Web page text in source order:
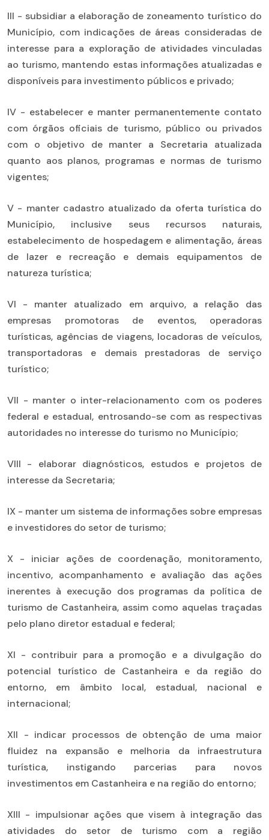
III - subsidiar a elaboração de zoneamento turístico do
Município, com indicações de áreas consideradas de
interesse para a exploração de atividades vinculadas
ao turismo, mantendo estas informações atualizadas e
disponíveis para investimento públicos e privado;
IV - estabelecer e manter permanentemente contato
com órgãos oficiais de turismo, público ou privados
com o objetivo de manter a Secretaria atualizada
quanto aos planos, programas e normas de turismo
vigentes;
V - manter cadastro atualizado da oferta turística do
Município, inclusive seus recursos naturais,
estabelecimento de hospedagem e alimentação, áreas
de lazer e recreação e demais equipamentos de
natureza turística;
VI - manter atualizado em arquivo, a relação das
empresas promotoras de eventos, operadoras
turísticas, agências de viagens, locadoras de veículos,
transportadoras e demais prestadoras de serviço
turístico;
VII - manter o inter-relacionamento com os poderes
federal e estadual, entrosando-se com as respectivas
autoridades no interesse do turismo no Município;
VIII - elaborar diagnósticos, estudos e projetos de
interesse da Secretaria;
IX - manter um sistema de informações sobre empresas
e investidores do setor de turismo;
X - iniciar ações de coordenação, monitoramento,
incentivo, acompanhamento e avaliação das ações
inerentes à execução dos programas da política de
turismo de Castanheira, assim como aquelas traçadas
pelo plano diretor estadual e federal;
XI - contribuir para a promoção e a divulgação do
potencial turístico de Castanheira e da região do
entorno, em âmbito local, estadual, nacional e
internacional;
XII - indicar processos de obtenção de uma maior
fluidez na expansão e melhoria da infraestrutura
turística, instigando parcerias para novos
investimentos em Castanheira e na região do entorno;
XIII - impulsionar ações que visem à integração das
atividades do setor de turismo com a região